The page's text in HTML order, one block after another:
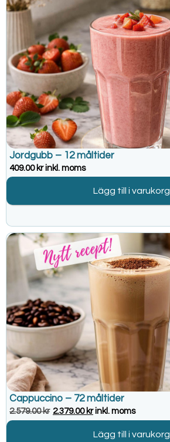
Jordgubb – 12 måltider
409.00 krinkl. moms
Lägg till i varukorg
Cappuccino – 72 måltider
2.579.00kr 2.379.00 krinkl. moms
Lägg till i varukorg